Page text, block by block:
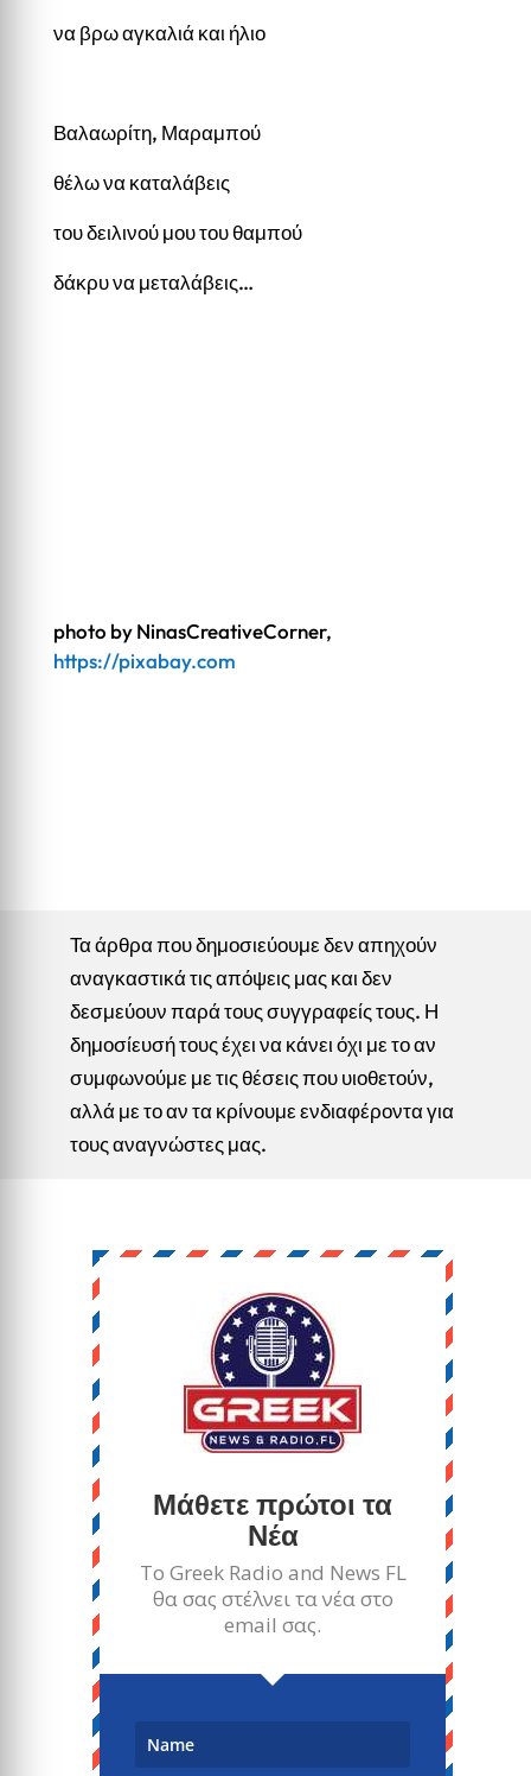
να βρω αγκαλιά και ήλιο
Βαλαωρίτη, Μαραμπού
θέλω να καταλάβεις
του δειλινού μου του θαμπού
δάκρυ να μεταλάβεις…
photo by NinasCreativeCorner,
https://pixabay.com
Τα άρθρα που δημοσιεύουμε δεν απηχούν
αναγκαστικά τις απόψεις μας και δεν
δεσμεύουν παρά τους συγγραφείς τους. Η
δημοσίευσή τους έχει να κάνει όχι με το αν
συμφωνούμε με τις θέσεις που υιοθετούν,
αλλά με το αν τα κρίνουμε ενδιαφέροντα για
τους αναγνώστες μας.
Μάθετε πρώτοι τα
Νέα
Το Greek Radio and News FL
θα σας στέλνει τα νέα στο
email σας.